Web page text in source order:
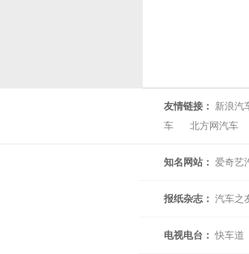
友情链接： 新浪汽
车
北方网汽车
知名网站： 爱奇艺
报纸杂志： 汽车之
电视电台： 快车道